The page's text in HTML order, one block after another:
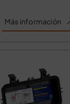
Más información